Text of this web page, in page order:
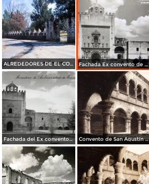
ALREDEDORES DE EL CONVENTO Fachada Ex convento de San Agustin
Fachada del Ex convento de San Agustin Convento de San Agustín Acolman (circa 1920)